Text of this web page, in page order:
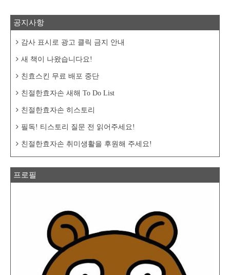
공지사항
감사 표시로 광고 클릭 금지 안내
새 책이 나왔습니다요!
친효스킨 무료 배포 중단
친절한효자손 새해 To Do List
친절한효자손 히스토리
필독! 티스토리 질문 전 읽어주세요!
친절한효자손 취미생활을 후원해 주세요!
프로필